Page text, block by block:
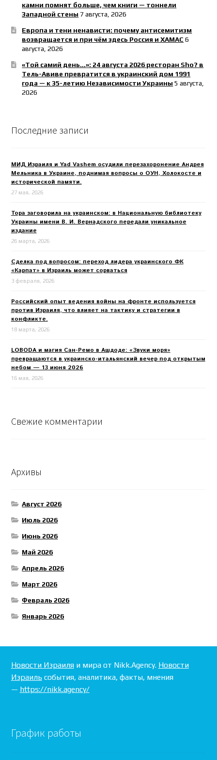
камни помнят больше, чем книги — тоннели
Западной стены 7 августа, 2026
Европа и тени ненависти: почему антисемитизм
возвращается и при чём здесь Россия и ХАМАС 6
августа, 2026
«Той самий день…»: 24 августа 2026 ресторан Sho? в
Тель-Авиве превратится в украинский дом 1991
года — к 35-летию Независимости Украины 5 августа,
2026
Последние записи
МИД Израиля и Yad Vashem осудили перезахоронение Андрея
Мельника в Украине, поднимая вопросы о ОУН, Холокосте и
исторической памяти.
27 мая, 2026
Тора заговорила на украинском: в Национальную библиотеку
Украины имени В. И. Вернадского передали уникальное
издание
26 марта, 2026
Сделка под вопросом: переход лидера украинского ФК
«Карпат» в Израиль может сорваться
3 февраля, 2026
Российский опыт ведения войны на фронте используется
против Израиля, что влияет на тактику и стратегии в
конфликте.
18 марта, 2026
LOBODA и магия Сан-Ремо в Ашдоде: «Звуки моря»
превращаются в украинско-итальянский вечер под открытым
небом — 13 июня 2026
16 мая, 2026
Свежие комментарии
Архивы
Август 2026
Июль 2026
Июнь 2026
Май 2026
Апрель 2026
Март 2026
Февраль 2026
Январь 2026
Новости Израиляи мира от Nikk.Agency. Новости
Израильсобытия, аналитика, факты, мнения
— https://nikk.agency/
График работы